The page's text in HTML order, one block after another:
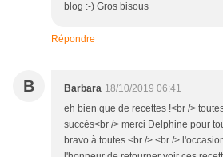
blog :-) Gros bisous
Répondre
B Barbara 18/10/2019 06:41
eh bien que de recettes !<br />
succès<br /> merci Delphine pour
bravo à toutes <br /> <br />